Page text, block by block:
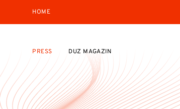
HOME
PRESS DUZ MAGAZIN